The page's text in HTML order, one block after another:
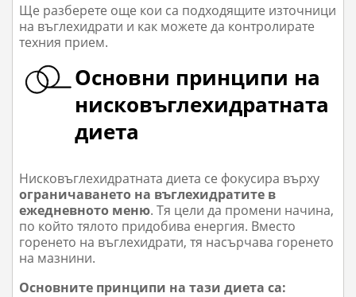
Ще разберете още кои са подходящите източници
на въглехидрати и как можете да контролирате
техния прием.
Основни принципи на
нисковъглехидратната
диета
Нисковъглехидратната диета се фокусира върху
ограничаването на въглехидратите в
ежедневното меню. Тя цели да промени начина,
по който тялото придобива енергия. Вместо
горенето на въглехидрати, тя насърчава горенето
на мазнини.
Основните принципи на тази диета са: